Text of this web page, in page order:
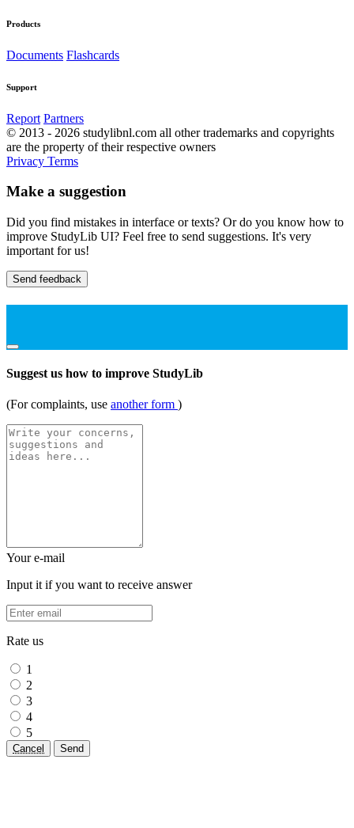
Products
Documents Flashcards
Support
Report Partners
© 2013 - 2026 studylibnl.com all other trademarks and copyrights
are the property of their respective owners
Privacy Terms
Make a suggestion
Did you find mistakes in interface or texts? Or do you know how to
improve StudyLib UI? Feel free to send suggestions. It's very
important for us!
Send feedback
Suggest us how to improve StudyLib
(For complaints, use another form )
Your e-mail
Input it if you want to receive answer
Rate us
1
2
3
4
5
Cancel Send